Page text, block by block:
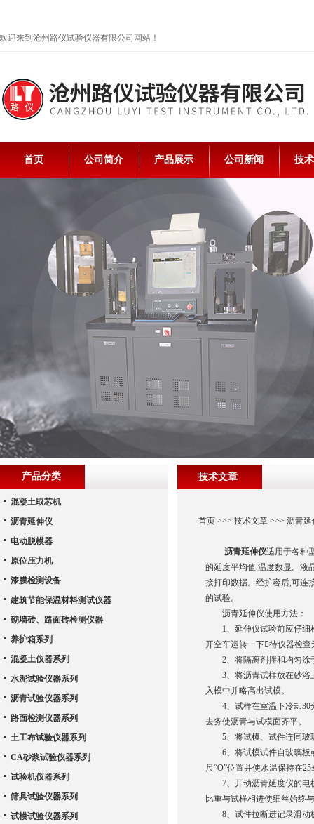
欢迎来到沧州路仪试验仪器有限公司网站！
首页 公司简介 产品展示 公司新闻 技
技术文章
首页>>> 技术文章>>> 沥青延
沥青延伸仪适用于各种
的延度平均值,温度数显。液
接打印数据。经扩容后,可连
的试验。
沥青延伸仪使用方法：
1、延伸仪试验前应仔细检
开空车运转一下待仪器检
2、将隔离剂拌和均匀涂
3、将沥青试样放在砂浴上
入模中并略高出试模。
4、试样在室温下冷却30
去务使沥青与试模面齐平。
5、将试模、试件连同玻璃
6、将试模试件自玻璃板或
尺“O”位置并使水温保持在
7、开动沥青延度仪的电机
比重与试样相进使细丝始终
8、试件拉断进记录滑动
产品分类
混凝土取芯机
沥青延伸仪
电动脱模器
原位压力机
漆膜检测设备
建筑节能保温材料测试仪器
砌墙砖、路面砖检测仪器
养护箱系列
混凝土仪器系列
水泥试验仪器系列
沥青试验仪器系列
路面检测仪器系列
土工布试验仪器系列
CA砂浆试验仪器系列
试验机仪器系列
筛具试验仪器系列
试模试验仪器系列